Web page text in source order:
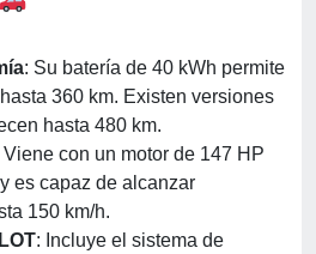
: Su batería de 40 kWh permite
360 km. Existen versiones
hasta 480 km.
Viene con un motor de 147 HP
es capaz de alcanzar
150 km/h.
: Incluye el sistema de